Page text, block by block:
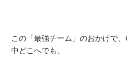
この「最強チーム」のおかげで
中どこへでも、